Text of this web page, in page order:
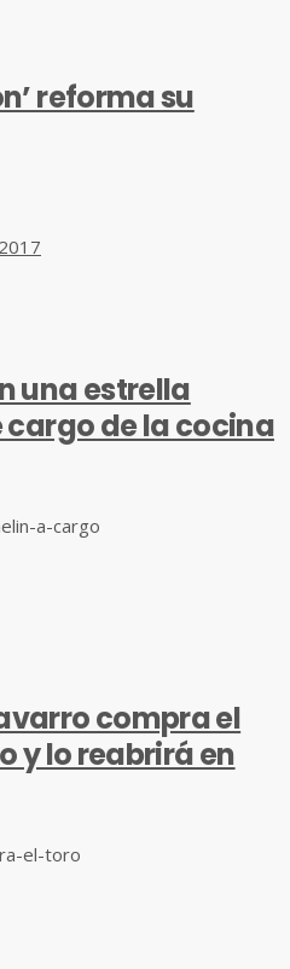
reforma su
una estrella
cargo de la cocina
compra el
y lo reabrirá en